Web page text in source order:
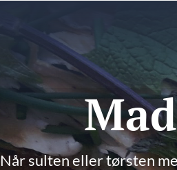
Når sulten eller tørsten